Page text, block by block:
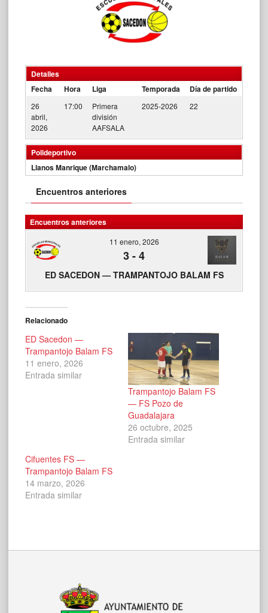
Detalles
Fecha
Hora Liga Temporada Día de partido
26
abril,
2026
17:00
Primera
división
AAFSALA
2025-2026 22
Polideportivo
Llanos Manrique (Marchamalo)
Encuentros anteriores
Encuentros anteriores
11 enero, 2026
3-4
ED SACEDON — TRAMPANTOJO BALAM FS
Relacionado
ED Sacedon —
Trampantojo Balam FS
11 enero, 2026
Entrada similar
Trampantojo Balam FS
— FS Pozo de
Guadalajara
26 octubre, 2025
Entrada similar
Cifuentes FS —
Trampantojo Balam FS
14 marzo, 2026
Entrada similar